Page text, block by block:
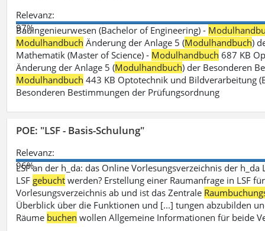
Relevanz:
97%
Bauingenieurwesen (Bachelor of Engineering) -
Modulhandbuch Änderung der Anlage 5 (Modulhandbuch)
Mathematik (Master of Science) - Modulhandbuch 687 KB
Änderung der Anlage 5 (Modulhandbuch) der Besonderen
Modulhandbuch 443 KB Optotechnik und Bildverarbeitung
Besonderen Bestimmungen der Prüfungsordnung
POE: "LSF - Basis-Schulung"
Relevanz:
96%
LSF an der h_da: das Online Vorlesungsverzeichnis der h_da
LSF gebucht werden? Erstellung einer Raumanfrage in LSF
Vorlesungsverzeichnis ab und ist das Zentrale
Überblick über die Funktionen und [...] tungen abzubilden
Räume buchen wollen Allgemeine Informationen für beide